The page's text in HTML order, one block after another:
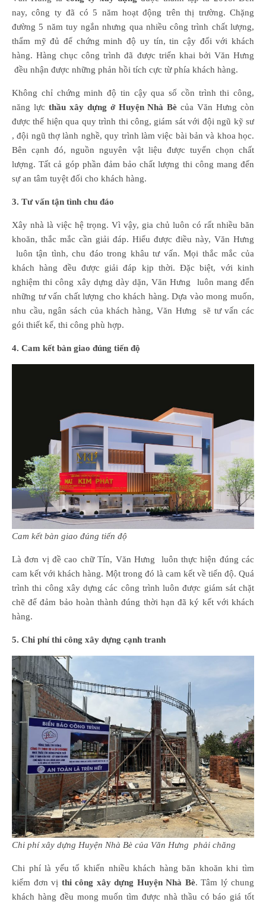
nay, công ty đã có 5 năm hoạt động trên thị trường. Chặng
đường 5 năm tuy ngắn nhưng qua nhiều công trình chất lượng,
thẩm mỹ đủ để chứng minh độ uy tín, tin cậy đối với khách
hàng. Hàng chục công trình đã được triển khai bởi Văn Hưng
đều nhận được những phản hồi tích cực từ phía khách hàng.
Không chỉ chứng minh độ tin cậy qua số cồn trình thi công,
năng lực thầu xây dựng ở Huyện Nhà Bècủa Văn Hưng còn
được thể hiện qua quy trình thi công, giám sát với đội ngũ kỹ sư
, đội ngũ thợ lành nghề, quy trình làm việc bài bản và khoa học.
Bên cạnh đó, nguồn nguyên vật liệu được tuyển chọn chất
lượng. Tất cả góp phần đảm bảo chất lượng thi công mang đến
sự an tâm tuyệt đối cho khách hàng.
3. Tư vấn tận tình chu đáo
Xây nhà là việc hệ trọng. Vì vậy, gia chủ luôn có rất nhiều băn
khoăn, thắc mắc cần giải đáp. Hiểu được điều này, Văn Hưng
luôn tận tình, chu đáo trong khâu tư vấn. Mọi thắc mắc của
khách hàng đều được giải đáp kịp thời. Đặc biệt, với kinh
nghiệm thi công xây dựng dày dặn, Văn Hưng luôn mang đến
những tư vấn chất lượng cho khách hàng. Dựa vào mong muốn,
nhu cầu, ngân sách của khách hàng, Văn Hưng sẽ tư vấn các
gói thiết kế, thi công phù hợp.
4. Cam kết bàn giao đúng tiến độ
Cam kết bàn giao đúng tiến độ
Là đơn vị đề cao chữ Tín, Văn Hưng luôn thực hiện đúng các
cam kết với khách hàng. Một trong đó là cam kết về tiến độ. Quá
trình thi công xây dựng các công trình luôn được giám sát chặt
chẽ để đảm bảo hoàn thành đúng thời hạn đã ký kết với khách
hàng.
5. Chi phí thi công xây dựng cạnh tranh
Chi phí xây dựng Huyện Nhà Bè của Văn Hưng phải chăng
Chi phí là yếu tố khiến nhiều khách hàng băn khoăn khi tìm
kiếm đơn vị thi công xây dựng Huyện Nhà Bè. Tâm lý chung
khách hàng đều mong muốn tìm được nhà thầu có báo giá tốt